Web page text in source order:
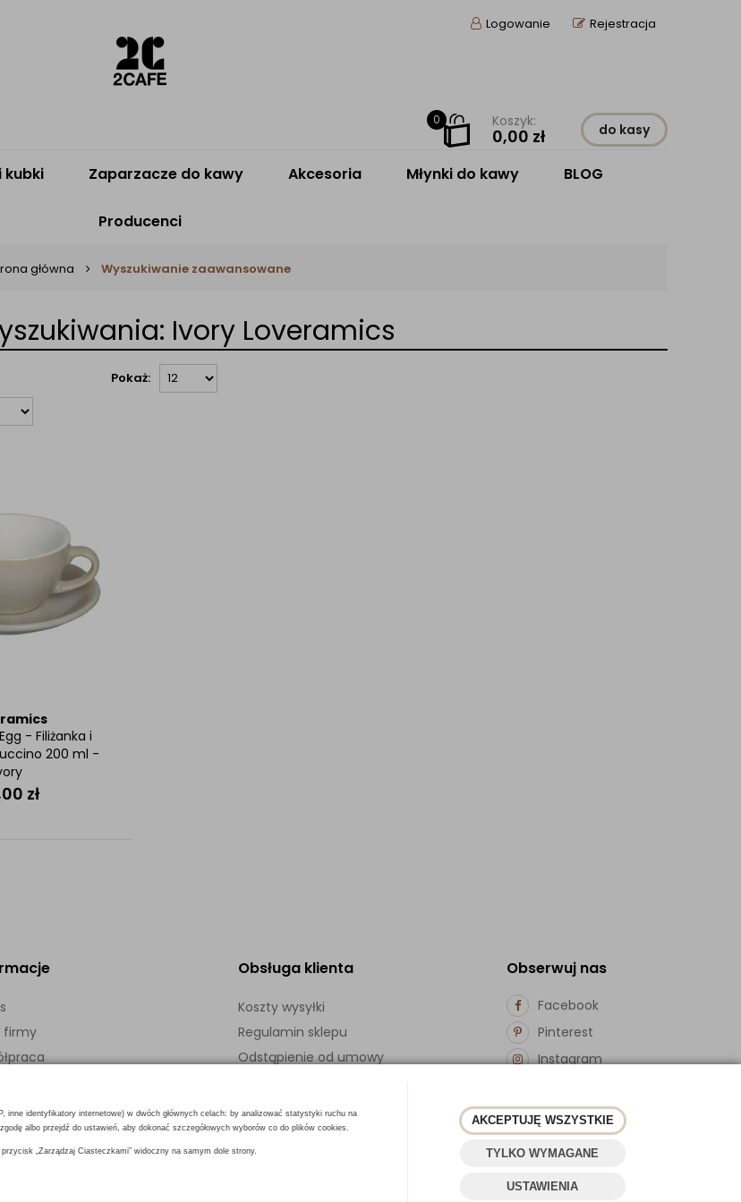
identyfikatory internetowe) w dwóch głównych celach: by analizować statystyki ruchu na
albo przejdź do ustawień, aby dokonać szczegółowych wyborów co do plików cookies.
„Zarządzaj Ciasteczkami” widoczny na samym dole strony.
AKCEPTUJĘ WSZYSTKIE
TYLKO WYMAGANE
USTAWIENIA
Logowanie Rejestracja
0 Koszyk:
0,00 zł do kasy
kubki Zaparzacze do kawy Akcesoria Młynki do kawy BLOG
Producenci
główna Wyszukiwanie zaawansowane
Ivory Loveramics
Pokaż:
- Filiżanka i
200 ml -
zł
Obserwuj nas
Facebook
Pinterest
Instagram
firmy
Obsługa klienta
Koszty wysyłki
Regulamin sklepu
Odstąpienie od umowy